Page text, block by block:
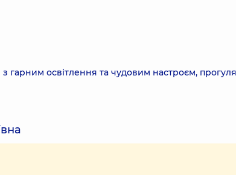
освітлення та чудовим настроєм,